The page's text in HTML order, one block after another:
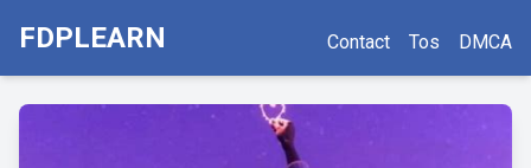
FDPLEARN Contact Tos DMCA